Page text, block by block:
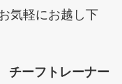
気軽にお越し下
チーフトレーナー